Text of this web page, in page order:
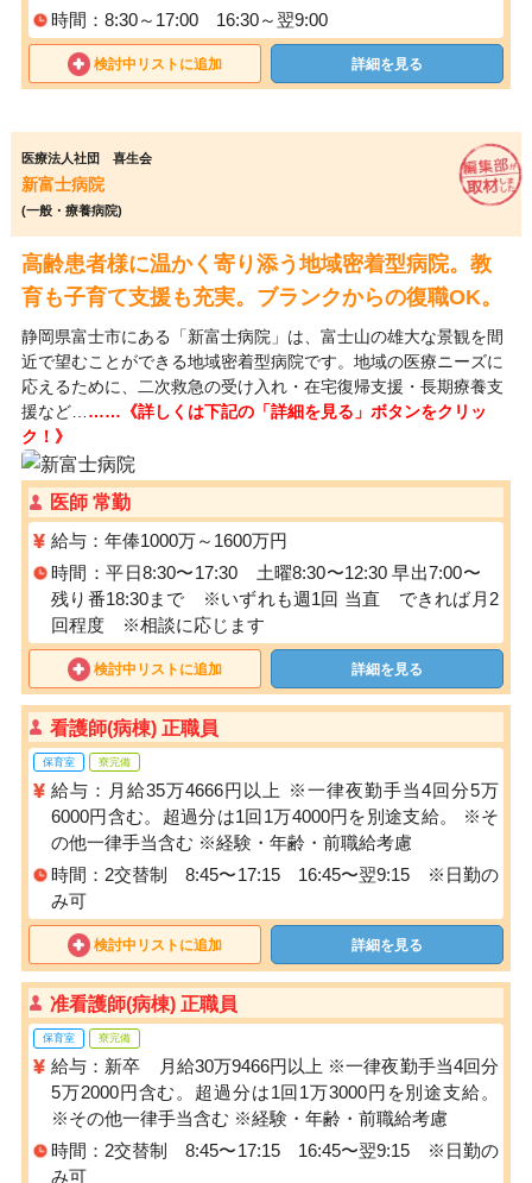
時間：8:30～17:00 16:30～翌9:00
検討中リストに追加 詳細を見る
医療法人社団 喜生会
新富士病院
(一般・療養病院)
高齢患者様に温かく寄り添う地域密着型病院。教
育も子育て支援も充実。ブランクからの復職OK。
静岡県富士市にある「新富士病院」は、富士山の雄大な景観を間
近で望むことができる地域密着型病院です。地域の医療ニーズに
応えるために、二次救急の受け入れ・在宅復帰支援・長期療養支
援など… ……《詳しくは下記の「詳細を見る」ボタンをクリッ
ク！》
医師 常勤
給与：年俸1000万～1600万円
時間：平日8:30〜17:30 土曜8:30〜12:30 早出7:00〜
残り番18:30まで ※いずれも週1回 当直 できれば月2
回程度 ※相談に応じます
検討中リストに追加 詳細を見る
看護師(病棟) 正職員
保育室 寮完備
給与：月給35万4666円以上 ※一律夜勤手当4回分5万
6000円含む。超過分は1回1万4000円を別途支給。 ※そ
の他一律手当含む ※経験・年齢・前職給考慮
時間：2交替制 8:45〜17:15 16:45〜翌9:15 ※日勤の
み可
検討中リストに追加 詳細を見る
准看護師(病棟) 正職員
保育室 寮完備
給与：新卒 月給30万9466円以上 ※一律夜勤手当4回分
5万2000円含む。超過分は1回1万3000円を別途支給。
※その他一律手当含む ※経験・年齢・前職給考慮
時間：2交替制 8:45〜17:15 16:45〜翌9:15 ※日勤の
み可